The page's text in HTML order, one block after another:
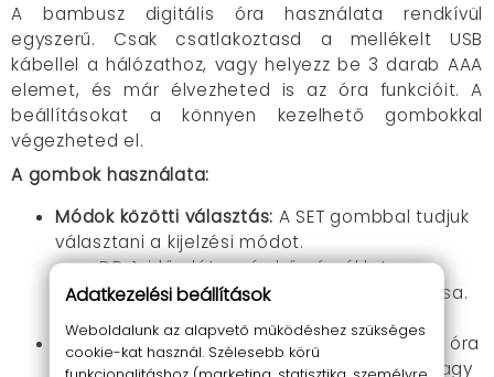
A bambusz digitális óra használata rendkívül
egyszerű. Csak csatlakoztasd a mellékelt USB
kábellel a hálózathoz, vagy helyezz be 3 darab AAA
elemet, és már élvezheted is az óra funkcióit. A
beállításokat a könnyen kezelhető gombokkal
végezheted el.
A gombok használata:
Módok közötti választás: A SET gombbal tudjuk
választani a kijelzési módot.
DP-1: idő, dátum és hőmérséklet
folyamatos és automatikus változtatása.
Hangvezérlés
: Energiatakarékos módban az óra
kijelzője ki van kapcsolva, ilyenkor tapssal vagy
Adatkezelési beállítások
Weboldalunk az alapvető működéshez szükséges
cookie-kat használ. Szélesebb körű